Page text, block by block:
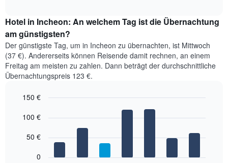
den
durchschnittlichen
Zimmerpreis
im
jeweiligen
Monat
an.
Diagramm
Achse,
Hotel in Incheon: An welchem Tag ist die Übernachtung
am günstigsten?
Der günstigste Tag, um in Incheon zu übernachten, ist Mittwoch
(37 €). Andererseits können Reisende damit rechnen, an einem
Freitag am meisten zu zahlen. Dann beträgt der durchschnittliche
Übernachtungspreis 123 €.
chart
bars.
graphic.
0
50 €
100 €
150 €